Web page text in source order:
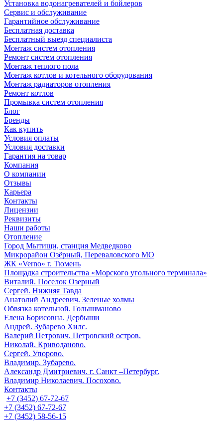
Установка водонагревателей и бойлеров
Сервис и обслуживание
Гарантийное обслуживание
Бесплатная доставка
Бесплатный выезд специалиста
Монтаж систем отопления
Ремонт систем отопления
Монтаж теплого пола
Монтаж котлов и котельного оборудования
Монтаж радиаторов отопления
Ремонт котлов
Промывка систем отопления
Блог
Бренды
Как купить
Условия оплаты
Условия доставки
Гарантия на товар
Компания
О компании
Отзывы
Карьера
Контакты
Лицензии
Реквизиты
Наши работы
Отопление
Город Мытищи, станция Медведково
Микрорайон Озёрный, Переваловского МО
ЖК «Verno» г. Тюмень
Площадка строительства «Морского угольного терминала»
Виталий. Поселок Озерный
Сергей. Нижняя Тавда
Анатолий Андреевич. Зеленые холмы
Обвязка котельной. Голышманово
Елена Борисовна. Дербыши
Андрей. Зубарево Хилс.
Валерий Петрович. Петровский остров.
Николай. Криводаново.
Сергей. Упорово.
Владимир. Зубарево.
Александр Дмитриевич. г. Санкт –Петербург.
Владимир Николаевич. Посохово.
Контакты
+7 (3452) 67-72-67
+7 (3452) 67-72-67
+7 (3452) 58-56-15